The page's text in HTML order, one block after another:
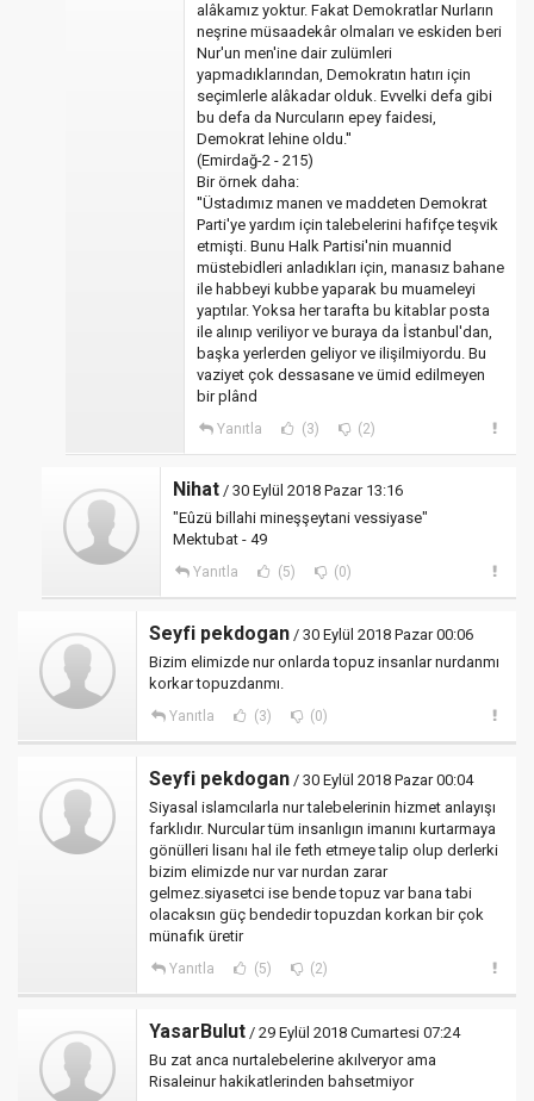
alâkamız yoktur. Fakat Demokratlar Nurların
neşrine müsaadekâr olmaları ve eskiden beri
Nur'un men'ine dair zulümleri
yapmadıklarından, Demokratın hatırı için
seçimlerle alâkadar olduk. Evvelki defa gibi
bu defa da Nurcuların epey faidesi,
Demokrat lehine oldu.''
(Emirdağ-2 - 215)
Bir örnek daha:
''Üstadımız manen ve maddeten Demokrat
Parti'ye yardım için talebelerini hafifçe teşvik
etmişti. Bunu Halk Partisi'nin muannid
müstebidleri anladıkları için, manasız bahane
ile habbeyi kubbe yaparak bu muameleyi
yaptılar. Yoksa her tarafta bu kitablar posta
ile alınıp veriliyor ve buraya da İstanbul'dan,
başka yerlerden geliyor ve ilişilmiyordu. Bu
vaziyet çok dessasane ve ümid edilmeyen
bir plând
Yanıtla (3) (2)
Nihat / 30 Eylül 2018 Pazar 13:16
"Eûzü billahi mineşşeytani vessiyase"
Mektubat - 49
Yanıtla (5) (0)
Seyfi pekdogan / 30 Eylül 2018 Pazar 00:06
Bizim elimizde nur onlarda topuz insanlar nurdanmı
korkar topuzdanmı.
Yanıtla (3) (0)
Seyfi pekdogan / 30 Eylül 2018 Pazar 00:04
Siyasal islamcılarla nur talebelerinin hizmet anlayışı
farklıdır. Nurcular tüm insanlıgın imanını kurtarmaya
gönülleri lisanı hal ile feth etmeye talip olup derlerki
bizim elimizde nur var nurdan zarar
gelmez.siyasetci ise bende topuz var bana tabi
olacaksın güç bendedir topuzdan korkan bir çok
münafık üretir
Yanıtla (5) (2)
YasarBulut / 29 Eylül 2018 Cumartesi 07:24
Bu zat anca nurtalebelerine akılveryor ama
Risaleinur hakikatlerinden bahsetmiyor